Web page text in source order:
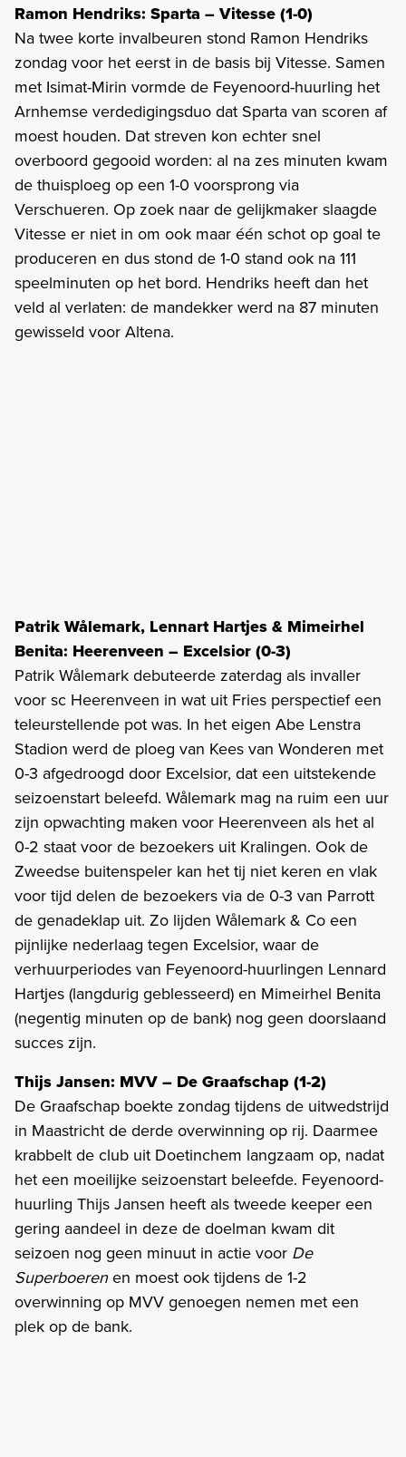
Ramon Hendriks: Sparta – Vitesse (1-0)
Na twee korte invalbeuren stond Ramon Hendriks
zondag voor het eerst in de basis bij Vitesse. Samen
met Isimat-Mirin vormde de Feyenoord-huurling het
Arnhemse verdedigingsduo dat Sparta van scoren af
moest houden. Dat streven kon echter snel
overboord gegooid worden: al na zes minuten kwam
de thuisploeg op een 1-0 voorsprong via
Verschueren. Op zoek naar de gelijkmaker slaagde
Vitesse er niet in om ook maar één schot op goal te
produceren en dus stond de 1-0 stand ook na 111
speelminuten op het bord. Hendriks heeft dan het
veld al verlaten: de mandekker werd na 87 minuten
gewisseld voor Altena.
Patrik Wålemark, Lennart Hartjes & Mimeirhel
Benita: Heerenveen – Excelsior (0-3)
Patrik Wålemark debuteerde zaterdag als invaller
voor sc Heerenveen in wat uit Fries perspectief een
teleurstellende pot was. In het eigen Abe Lenstra
Stadion werd de ploeg van Kees van Wonderen met
0-3 afgedroogd door Excelsior, dat een uitstekende
seizoenstart beleefd. Wålemark mag na ruim een uur
zijn opwachting maken voor Heerenveen als het al
0-2 staat voor de bezoekers uit Kralingen. Ook de
Zweedse buitenspeler kan het tij niet keren en vlak
voor tijd delen de bezoekers via de 0-3 van Parrott
de genadeklap uit. Zo lijden Wålemark & Co een
pijnlijke nederlaag tegen Excelsior, waar de
verhuurperiodes van Feyenoord-huurlingen Lennard
Hartjes (langdurig geblesseerd) en Mimeirhel Benita
(negentig minuten op de bank) nog geen doorslaand
succes zijn.
Thijs Jansen: MVV – De Graafschap (1-2)
De Graafschap boekte zondag tijdens de uitwedstrijd
in Maastricht de derde overwinning op rij. Daarmee
krabbelt de club uit Doetinchem langzaam op, nadat
het een moeilijke seizoenstart beleefde. Feyenoord-
huurling Thijs Jansen heeft als tweede keeper een
gering aandeel in deze de doelman kwam dit
seizoen nog geen minuut in actie voor De
Superboerenen moest ook tijdens de 1-2
overwinning op MVV genoegen nemen met een
plek op de bank.